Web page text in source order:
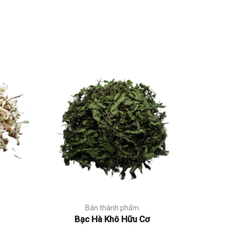
Bán thành phẩm
Bạc Hà Khô Hữu Cơ